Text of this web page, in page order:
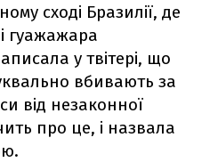
сході Бразилії, де
гуажажара
у твітері, що
вбивають за
від незаконної
про це, і назвала